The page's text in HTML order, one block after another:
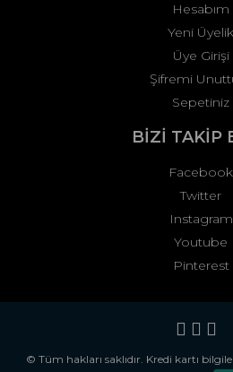
Hesabım
Yeni Üyelik
Üye Girişi
Şifremi
Sepetiniz
BİZİ TAKİP
Facebook
Twitter
Instagram
Youtube
Pinterest
© Tüm hakları saklıdır. Kredi kartı